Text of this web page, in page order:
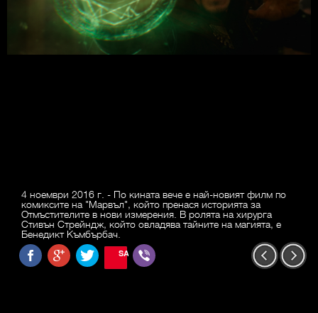
4 ноември 2016 г. - По кината вече е най-новият филм по
комиксите на "Марвъл", който пренася историята за
Отмъстителите в нови измерения. В ролята на хирурга
Стивън Стрейндж, който овладява тайните на магията, е
Бенедикт Къмбърбач.
SAVE